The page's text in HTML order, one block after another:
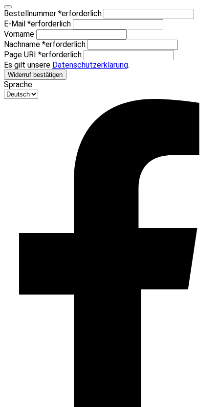
Bestellnummer *erforderlich
E-Mail *erforderlich
Vorname
Nachname *erforderlich
Page URI *erforderlich
Es gilt unsere Datenschutzerklärung.
Widerruf bestätigen
Sprache: